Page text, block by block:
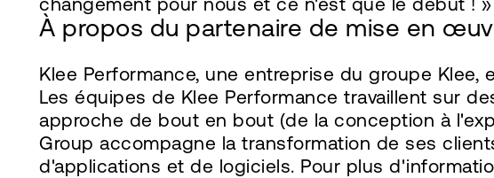
À propos du partenaire de mise en
Klee Performance, une entreprise du groupe
Les équipes de Klee Performance travaillent sur
approche de bout en bout (de la conception à
Group accompagne la transformation de ses
d'applications et de logiciels. Pour plus